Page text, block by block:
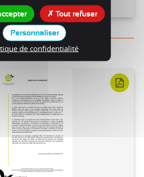
sécurité spéléologie
Tout refuser
Personnaliser
de confidentialité